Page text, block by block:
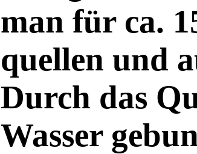
man für ca.
quellen und
Durch das
Wasser